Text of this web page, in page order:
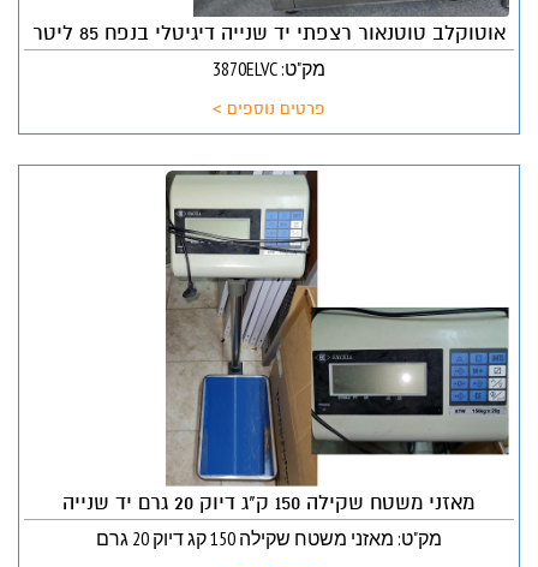
אוטוקלב טוטנאור רצפתי יד שנייה דיגיטלי בנפח 85 ליטר
מק"ט: 3870ELVC
פרטים נוספים >
מאזני משטח שקילה 150 ק"ג דיוק 20 גרם יד שנייה
מק"ט: מאזני משטח שקילה 150 קג דיוק 20 גרם